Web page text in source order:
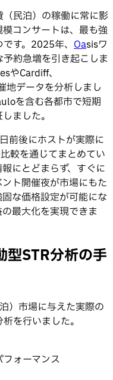
民泊）の稼働に常に影
コンサートは、最も強
す。2025年、 Oasisワ
約急増を引き起こしま
やCardiff、
地データを分析しまし
を含む各都市で短期
ました。
前後にホストが実際に
較を通じてまとめてい
にとどまらず、すぐに
ト開催夜が市場にもた
な価格設定が可能にな
最大化を実現できま
型STR分析の手
）市場に与えた実際の
を行いました。
ォーマンス